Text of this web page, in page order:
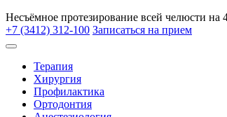
Несъёмное протезирование всей челюсти на
+7 (3412) 312-100 Записаться на прием
Терапия
Хирургия
Профилактика
Ортодонтия